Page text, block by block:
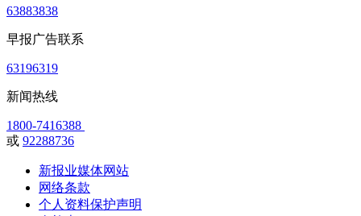
63883838
早报广告联系
63196319
新闻热线
1800-7416388
或 92288736
新报业媒体网站
网络条款
个人资料保护声明